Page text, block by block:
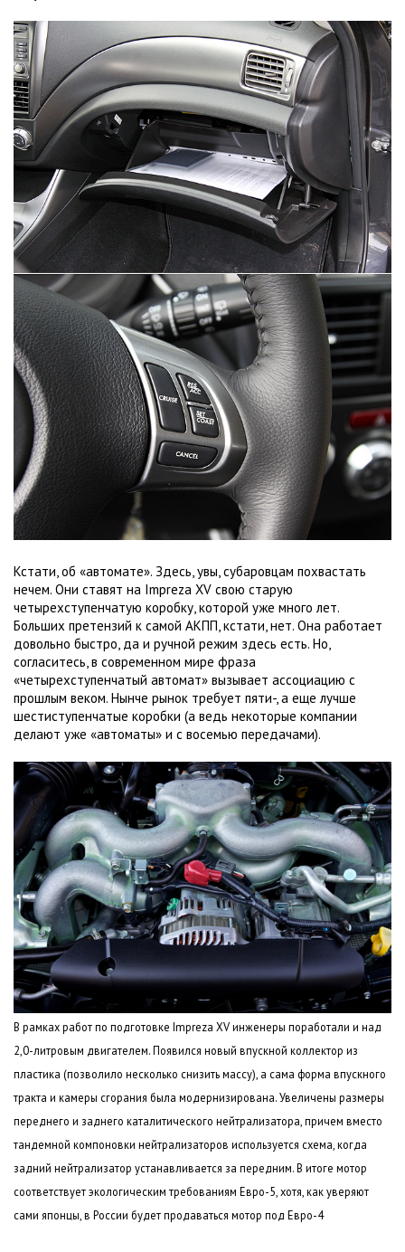
Кстати, об «автомате». Здесь, увы, субаровцам похвастать
нечем. Они ставят на Impreza XV свою старую
четырехступенчатую коробку, которой уже много лет.
Больших претензий к самой АКПП, кстати, нет. Она работает
довольно быстро, да и ручной режим здесь есть. Но,
согласитесь, в современном мире фраза
«четырехступенчатый автомат» вызывает ассоциацию с
прошлым веком. Нынче рынок требует пяти-, а еще лучше
шестиступенчатые коробки (а ведь некоторые компании
делают уже «автоматы» и с восемью передачами).
В рамках работ по подготовке Impreza XV инженеры поработали и над
2,0-литровым двигателем. Появился новый впускной коллектор из
пластика (позволило несколько снизить массу), а сама форма впускного
тракта и камеры сгорания была модернизирована. Увеличены размеры
переднего и заднего каталитического нейтрализатора, причем вместо
тандемной компоновки нейтрализаторов используется схема, когда
задний нейтрализатор устанавливается за передним. В итоге мотор
соответствует экологическим требованиям Евро-5, хотя, как уверяют
сами японцы, в России будет продаваться мотор под Евро-4